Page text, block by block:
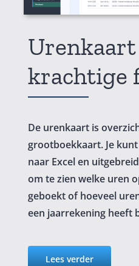
krachtige
De urenkaart is
grootboekkaart. Je
naar Excel en
om te zien welke uren
geboekt of hoeveel
een jaarrekening heeft
Lees verder